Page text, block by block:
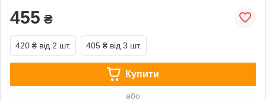
455 ₴
420 ₴ від 2 шт. 405 ₴ від 3 шт.
Купити
або